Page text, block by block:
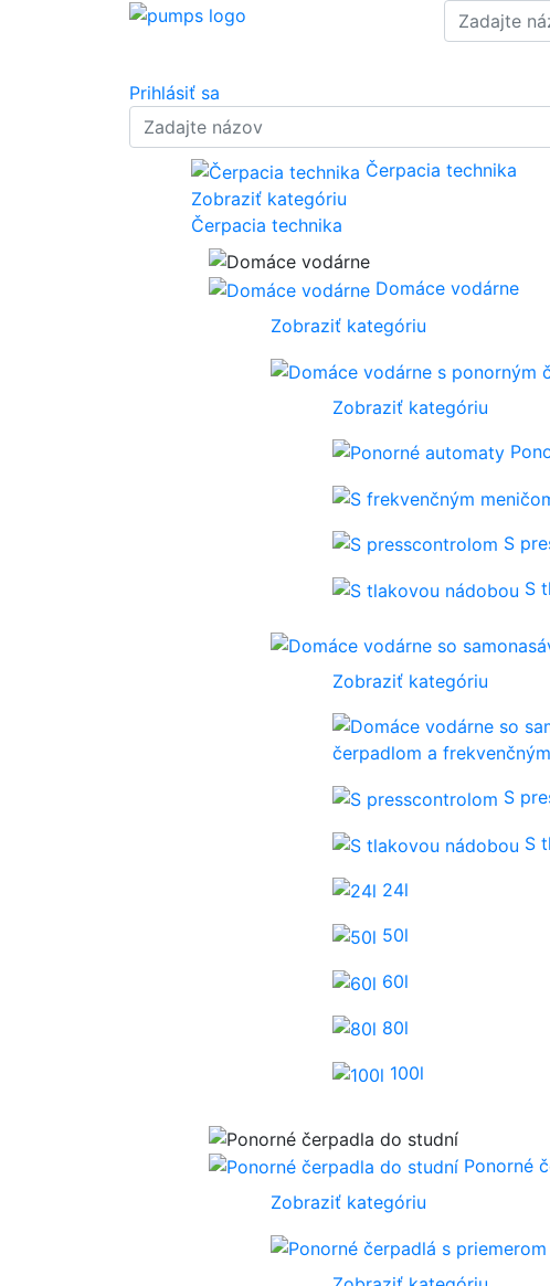
Prihlásiť sa
Čerpacia technika
Zobraziť kategóriu
Čerpacia technika
Domáce vodárne
Zobraziť kategóriu
Zobraziť kategóriu
S
S
Zobraziť kategóriu
čerpadlom a
S
S
24l
50l
60l
80l
100l
Ponorné
Zobraziť kategóriu